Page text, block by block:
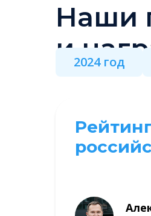
Наши
и2024 год